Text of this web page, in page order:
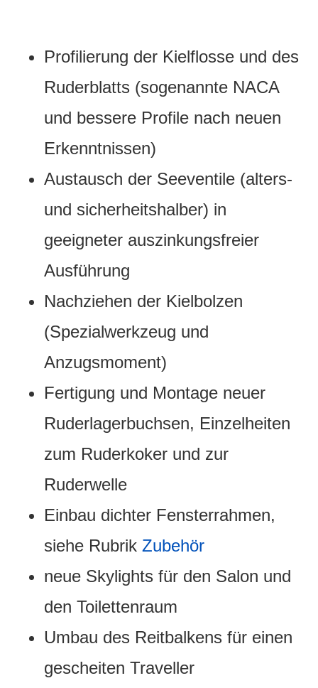
Profilierung der Kielflosse und des
Ruderblatts (sogenannte NACA
und bessere Profile nach neuen
Erkenntnissen)
Austausch der Seeventile (alters-
und sicherheitshalber) in
geeigneter auszinkungsfreier
Ausführung
Nachziehen der Kielbolzen
(Spezialwerkzeug und
Anzugsmoment)
Fertigung und Montage neuer
Ruderlagerbuchsen, Einzelheiten
zum Ruderkoker und zur
Ruderwelle
Einbau dichter Fensterrahmen,
siehe RubrikZubehör
neue Skylights für den Salon und
den Toilettenraum
Umbau des Reitbalkens für einen
gescheiten Traveller